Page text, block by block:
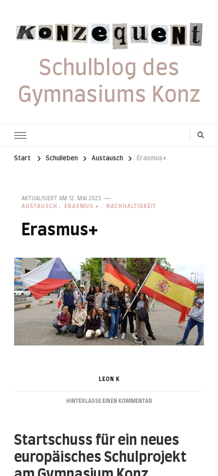
Schulblog des
Gymnasiums Konz
Start Schulleben Austausch Erasmus+
AKTUALISIERT AM 12. MAI 2023
AUSTAUSCH
ERASMUS + NACHHALTIGKEIT
Erasmus+
LEON K
HINTERLASSE EINEN KOMMENTARZU
Startschuss für ein neues
europäisches Schulprojekt